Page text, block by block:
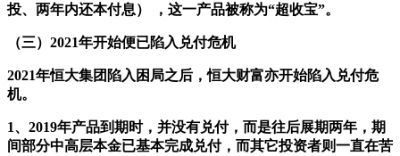
投、两年内还本付息） ，这一产品被称为“超收宝”。
（三）2021年开始便已陷入兑付危机
2021年恒大集团陷入困局之后，恒大财富亦开始陷入兑付危
机。
1、2019年产品到期时，并没有兑付，而是往后展期两年，期
间部分中高层本金已基本完成兑付，而其它投资者则一直在苦